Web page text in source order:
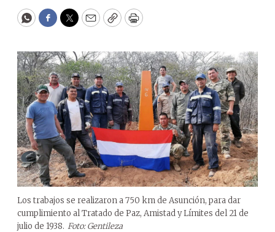
WhatsApp
Facebook
Twitter
EmailCopyPrint
Los trabajos se realizaron a 750 km de Asunción, para dar
cumplimiento al Tratado de Paz, Amistad y Límites del 21 de
julio de 1938. Foto: Gentileza